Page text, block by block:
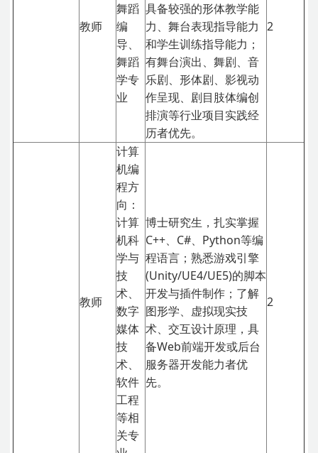
教师
舞蹈
编
导、
舞蹈
学专
业
具备较强的形体教学能
力、舞台表现指导能力
和学生训练指导能力；
有舞台演出、舞剧、音
乐剧、形体剧、影视动
作呈现、剧目肢体编创
排演等行业项目实践经
历者优先。
2
教师
计算
机编
程方
向：
计算
机科
学与
技
术、
数字
媒体
技
术、
软件
工程
等相
关专
博士研究生，扎实掌握
C++、C#、Python等编
程语言；熟悉游戏引擎
(Unity/UE4/UE5)的脚本
开发与插件制作；了解
图形学、虚拟现实技
术、交互设计原理，具
备Web前端开发或后台
服务器开发能力者优
先。
2